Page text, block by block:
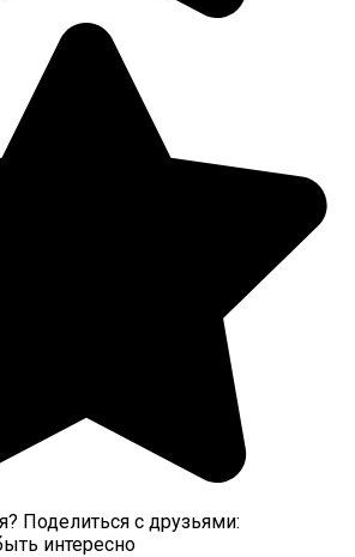
Поделиться с друзьями:
интересно